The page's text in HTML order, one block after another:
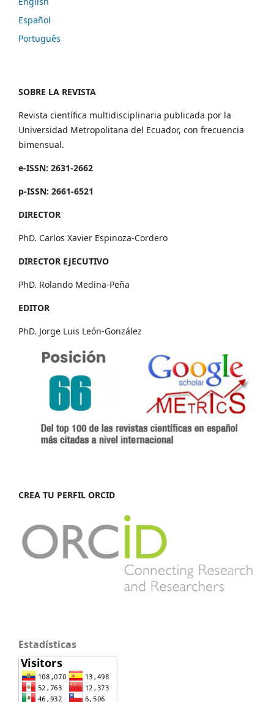
Español
Português
SOBRE LA REVISTA
Revista científica multidisciplinaria publicada por la
Universidad Metropolitana del Ecuador, con frecuencia
bimensual.
e-ISSN: 2631-2662
p-ISSN: 2661-6521
DIRECTOR
PhD. Carlos Xavier Espinoza-Cordero
DIRECTOR EJECUTIVO
PhD. Rolando Medina-Peña
EDITOR
PhD. Jorge Luis León-González
CREA TU PERFIL ORCID
Estadísticas